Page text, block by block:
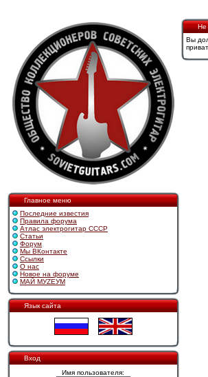
Главное меню
Последние известия
Правила форума
Атлас электрогитар СССР
Статьи
Форум
Мы ВКонтакте
Ссылки
О нас
Новое на форуме
МАЙ МУZЕУМ
Язык сайта
Вход
Имя пользователя:
Не
Вы